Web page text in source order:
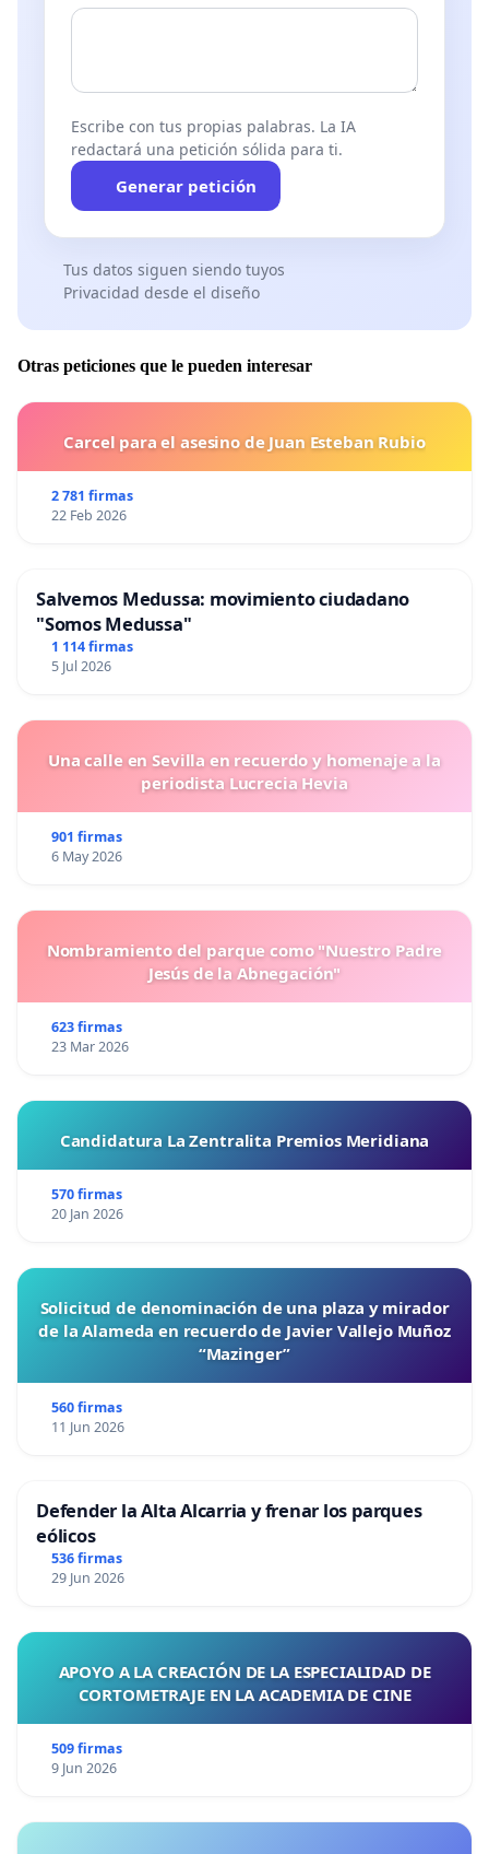
Escribe con tus propias palabras. La IA
redactará una petición sólida para ti.
Generar petición
Tus datos siguen siendo tuyos
Privacidad desde el diseño
Otras peticiones que le pueden interesar
Carcel para el asesino de Juan Esteban Rubio
2 781 firmas
22 Feb 2026
Salvemos Medussa: movimiento ciudadano
"Somos Medussa"
1 114 firmas
5 Jul 2026
Una calle en Sevilla en recuerdo y homenaje a la
periodista Lucrecia Hevia
901 firmas
6 May 2026
Nombramiento del parque como "Nuestro Padre
Jesús de la Abnegación"
623 firmas
23 Mar 2026
Candidatura La Zentralita Premios Meridiana
570 firmas
20 Jan 2026
Solicitud de denominación de una plaza y mirador
de la Alameda en recuerdo de Javier Vallejo Muñoz
“Mazinger”
560 firmas
11 Jun 2026
Defender la Alta Alcarria y frenar los parques
eólicos
536 firmas
29 Jun 2026
APOYO A LA CREACIÓN DE LA ESPECIALIDAD DE
CORTOMETRAJE EN LA ACADEMIA DE CINE
509 firmas
9 Jun 2026